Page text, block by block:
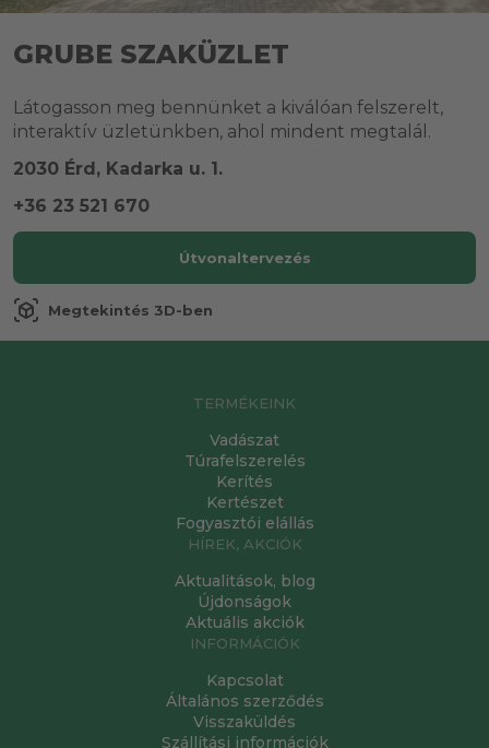
GRUBE SZAKÜZLET
Látogasson meg bennünket a kiválóan felszerelt,
interaktív üzletünkben, ahol mindent megtalál.
2030 Érd, Kadarka u. 1.
+36 23 521 670
Útvonaltervezés
view_in_ar Megtekintés 3D-ben
TERMÉKEINK
Vadászat
Túrafelszerelés
Kerítés
Kertészet
Fogyasztói elállás
HÍREK, AKCIÓK
Aktualitások, blog
Újdonságok
Aktuális akciók
INFORMÁCIÓK
Kapcsolat
Általános szerződés
Visszaküldés
Szállítási információk